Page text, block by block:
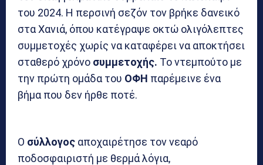
του 2024. Η περσινή σεζόν τον βρήκε δανεικό
στα Χανιά, όπου κατέγραψε οκτώ ολιγόλεπτες
συμμετοχές χωρίς να καταφέρει να αποκτήσει
σταθερό χρόνο συμμετοχής. Το ντεμπούτο με
την πρώτη ομάδα του ΟΦΗ παρέμεινε ένα
βήμα που δεν ήρθε ποτέ.
Ο σύλλογος αποχαιρέτησε τον νεαρό
ποδοσφαιριστή με θερμά λόγια,